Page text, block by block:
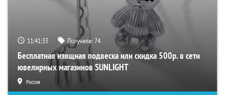
11:41:32 Получили:74
Бесплатная изящная подвеска или скидка 500р. в сети
ювелирных магазинов SUNLIGHT
Россия